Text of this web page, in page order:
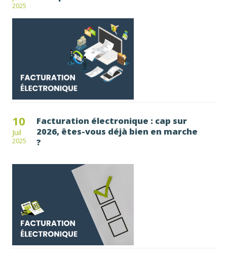
2025
10
Juil
2025
Facturation électronique : cap sur
2026, êtes-vous déjà bien en marche
?